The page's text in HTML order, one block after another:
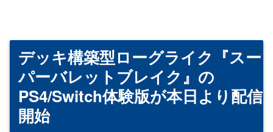
デッキ構築型ローグライク『スー
パーバレットブレイク』の
PS4/Switch体験版が本日より配信
開始